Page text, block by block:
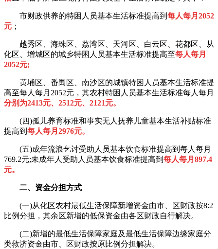
市财政供养的特困人员基本生活标准提高到 每人每月2052
元 ；
越秀区、海珠区、荔湾区、天河区、白云区、花都区、从
化区、增城区的城乡特困人员基本生活标准提高至每人每月
2052元;
黄埔区、番禺区、南沙区的城镇特困人员基本生活标准提
高至每人每月2052元，其农村特困人员基本生活标准每人每月
分别为2413元、2512元、2121元。
(四)孤儿养育标准和事实无人抚养儿童基本生活补贴标准
提高到 每人每月2976元。
(五)成年流浪乞讨受助人员基本饮食标准提高到每人每月
769.2元;未成年人受助人员基本饮食标准提高到 每人每月897.4
元。
二、资金分担方式
(一)从化区农村最低生活保障新增资金由市、区财政按8:2
比例分担，其余区新增的低保资金由各区财政自行解决。
(二)新增的最低生活保障家庭及最低生活保障边缘家庭分
类救济资金由市、区财政按原比例分担解决。